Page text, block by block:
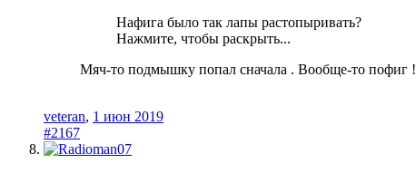
Нафига было так лапы растопыривать?
Нажмите, чтобы раскрыть...
Мяч-то подмышку попал сначала . Вообще-то пофиг !
veteran, 1 июн 2019
#2167